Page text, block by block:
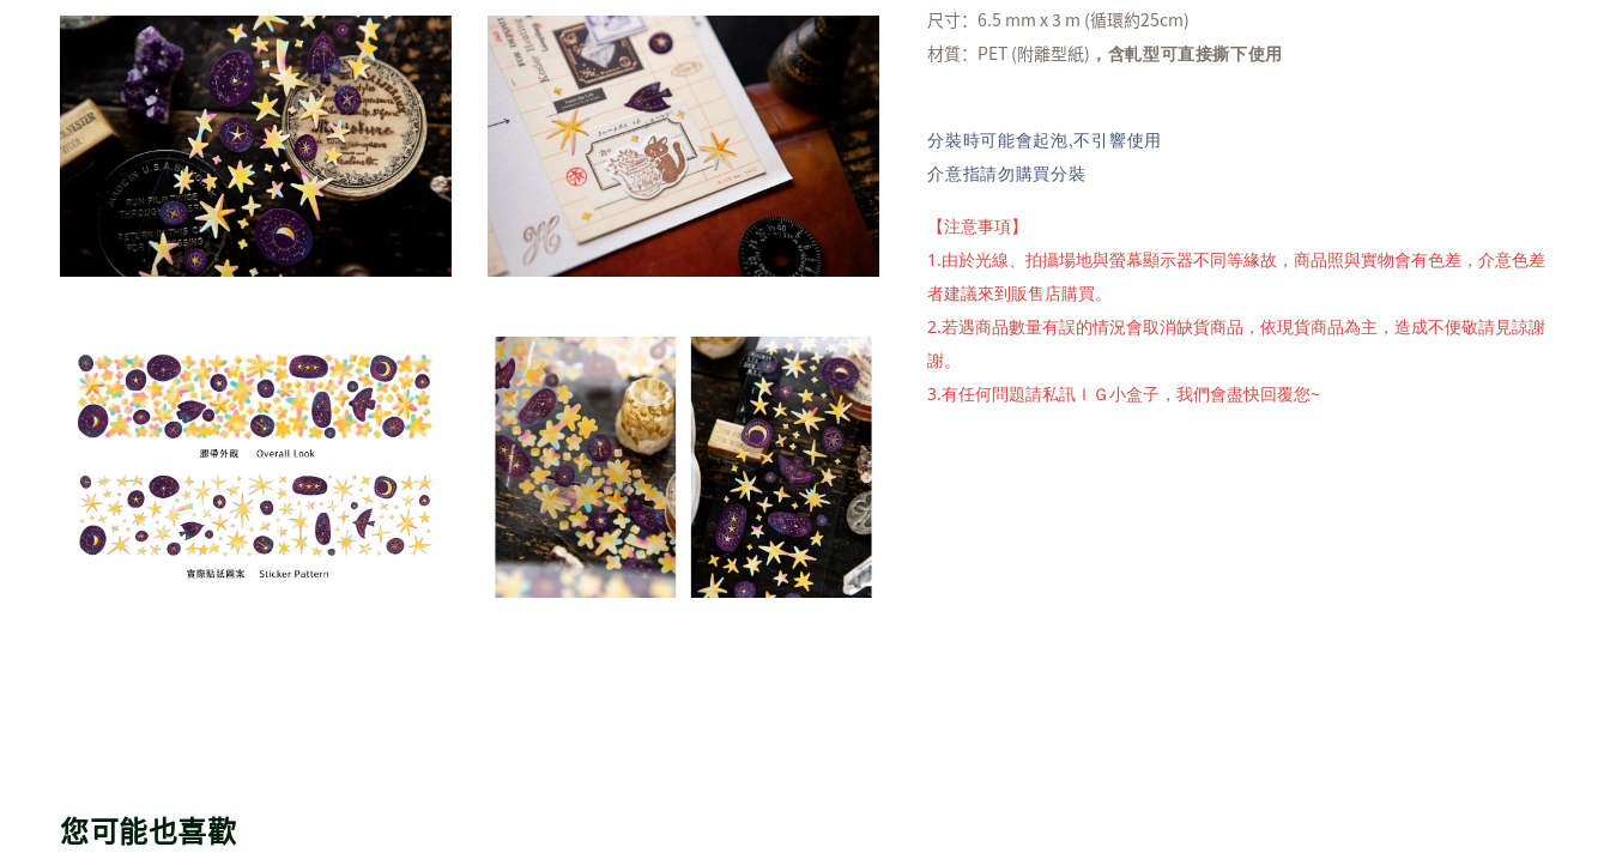
尺寸：6.5 mm x 3 m (循環約25cm)
材質：PET (附離型紙) ，含軋型可直接撕下使用
分裝時可能會起泡,不引響使用
介意指請勿購買分裝
【注意事項】
1.由於光線、拍攝場地與螢幕顯示器不同等緣故，商品照與實物會有色差，介意色差
者建議來到販售店購買。
2.若遇商品數量有誤的情況會取消缺貨商品，依現貨商品為主，造成不便敬請見諒謝
謝。
3.有任何問題請私訊ＩＧ小盒子，我們會盡快回覆您~
您可能也喜歡